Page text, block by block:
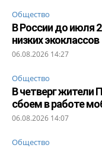
Общество
В России до июля
низких экоклассов
06.08.2026 14:27
Общество
В четверг жители
сбоем в работе
06.08.2026 14:07
Общество